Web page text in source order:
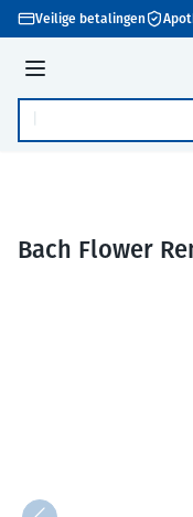
Ga naar de inhoud
Veilige betalingen
Menu
Product, merk,
Bach Flower